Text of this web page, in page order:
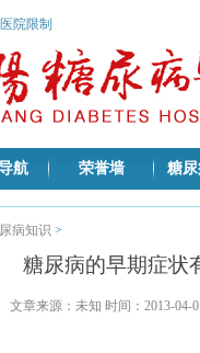
院限制
航 荣誉墙 糖
病知识 >
糖尿病的早期症状
文章来源：未知 时间：2013-04-